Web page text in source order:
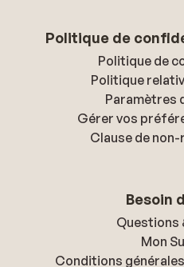
Politique de
Politique de
Politique
Paramètres
Gérer vos
Clause de
Besoin
Questions
Mon
Conditions